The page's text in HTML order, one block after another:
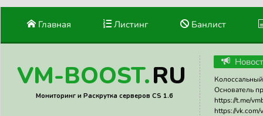
Главная Листинг Банлист
VM-BOOST.RU
Мониторинг и Раскрутка серверов CS 1.6
Основатель
https://t.me/
https://vk.com/